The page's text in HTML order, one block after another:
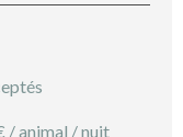
/ animal / nuit